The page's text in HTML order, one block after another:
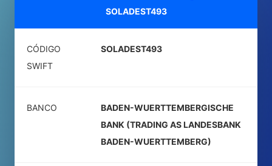
SOLADEST493
CÓDIGO
SWIFT
SOLADEST493
BANCO
BADEN-WUERTTEMBERGISCHE
BANK (TRADING AS LANDESBANK
BADEN-WUERTTEMBERG)